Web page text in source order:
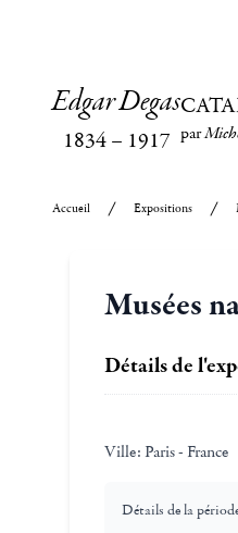
Edgar Degas
1834– 1917 par
Accueil Expositions
Musées
Détails de
Ville: Paris - France
Détails de la